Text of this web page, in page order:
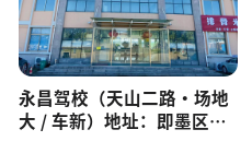
路 922 号（北杨头）班型价
格（2026 参考）C1 特价
班：3400 元（4 人一车，自
理）C1 普通班：3800–3900
元（多人一车，含接送）C1
豪华 / 一对一：4000 元（1
永昌驾校（天山二路・场地
大 / 车新）地址：即墨区天